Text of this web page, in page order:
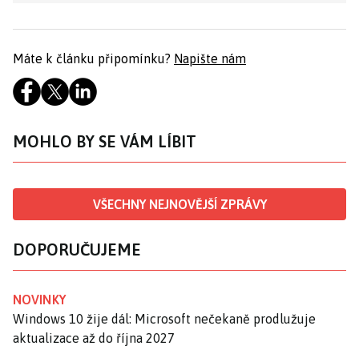
Máte k článku připomínku? Napište nám
MOHLO BY SE VÁM LÍBIT
VŠECHNY NEJNOVĚJŠÍ ZPRÁVY
DOPORUČUJEME
NOVINKY
Windows 10 žije dál: Microsoft nečekaně prodlužuje
aktualizace až do října 2027